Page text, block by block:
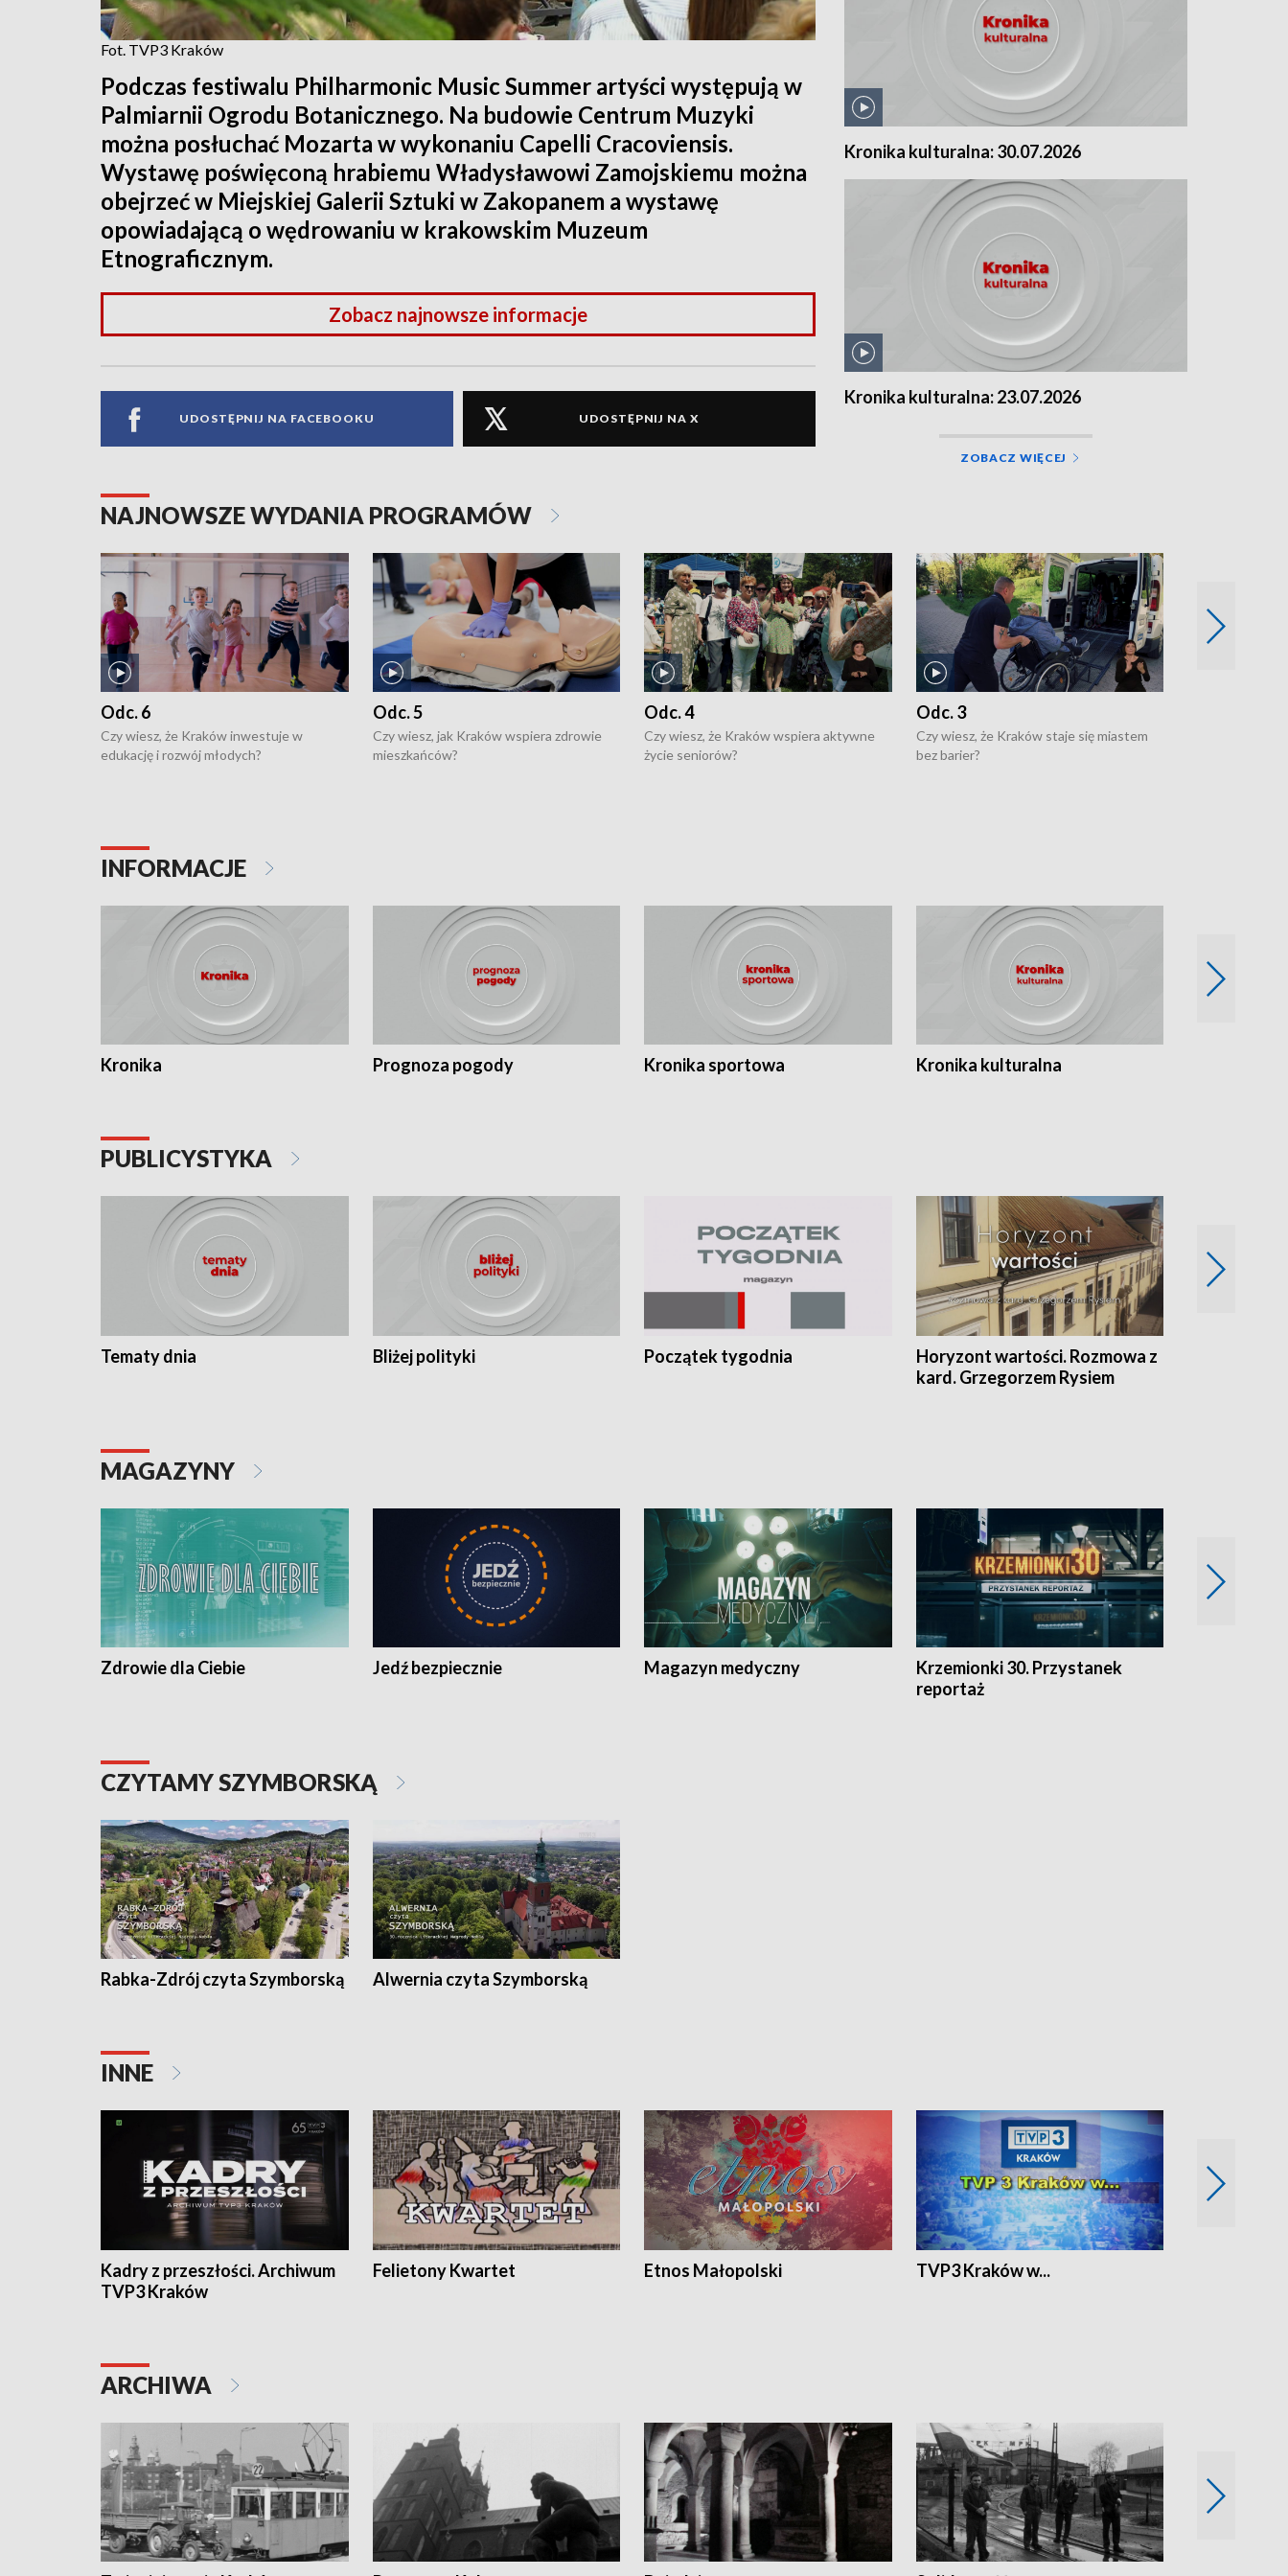
Fot. TVP3 Kraków
Podczas festiwalu Philharmonic Music Summer artyści występują w
Palmiarnii Ogrodu Botanicznego. Na budowie Centrum Muzyki
można posłuchać Mozarta w wykonaniu Capelli Cracoviensis.
Wystawę poświęconą hrabiemu Władysławowi Zamojskiemu można
obejrzeć w Miejskiej Galerii Sztuki w Zakopanem a wystawę
opowiadającą o wędrowaniu w krakowskim Muzeum
Etnograficznym.
Zobacz najnowsze informacje
UDOSTĘPNIJ NA FACEBOOKU UDOSTĘPNIJ NA X
Kronika kulturalna: 30.07.2026
Kronika kulturalna: 23.07.2026
ZOBACZ WIĘCEJ
NAJNOWSZE WYDANIA PROGRAMÓW
Odc. 6
Czy wiesz, że Kraków inwestuje w
edukację i rozwój młodych?
Odc. 5
Czy wiesz, jak Kraków wspiera zdrowie
mieszkańców?
Odc. 4
Czy wiesz, że Kraków wspiera aktywne
życie seniorów?
Odc. 3
Czy wiesz, że Kraków staje się miastem
bez barier?
INFORMACJE
Kronika Prognoza pogody Kronika sportowa Kronika kulturalna
PUBLICYSTYKA
Tematy dnia Bliżej polityki Początek tygodnia
Horyzont wartości. Rozmowa z
kard. Grzegorzem Rysiem
MAGAZYNY
Zdrowie dla Ciebie Jedź bezpiecznie Magazyn medyczny
Krzemionki 30. Przystanek
reportaż
CZYTAMY SZYMBORSKĄ
Rabka-Zdrój czyta Szymborską Alwernia czyta Szymborską
INNE
Kadry z przeszłości. Archiwum
TVP3 Kraków
Felietony Kwartet Etnos Małopolski TVP3 Kraków w...
ARCHIWA